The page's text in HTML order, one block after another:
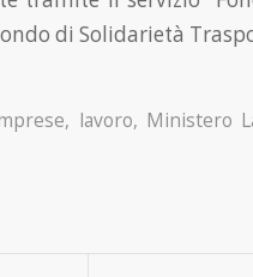
di Solidarietà
, lavoro, Ministero